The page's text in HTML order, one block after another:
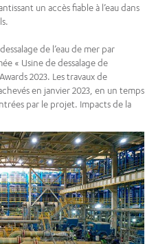
un accès fiable à l’eau dans
de l’eau de mer par
« Usine de dessalage de
2023. Les travaux de
en janvier 2023, en un temps
par le projet. Impacts de la